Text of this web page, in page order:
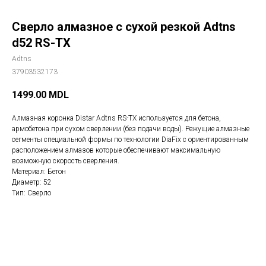
Сверло алмазное с сухой резкой Adtns
d52 RS-TX
Adtns
37903532173
1499.00 MDL
Алмазная коронка Distar Adtns RS-TX используется для бетона,
армобетона при сухом сверлении (без подачи воды). Режущие алмазные
сегменты специальной формы по технологии DiaFix с ориентированным
расположением алмазов которые обеспечивают максимальную
возможную скорость сверления.
Материал: Бетон
Диаметр: 52
Тип: Сверло